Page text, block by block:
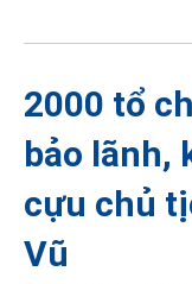
2000 tổ
bảo lãnh,
cựu chủ
Vũ